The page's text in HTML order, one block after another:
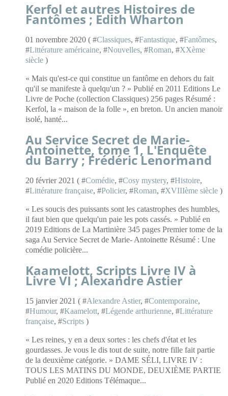
Kerfol et autres Histoires de
Fantômes ; Edith Wharton
01 novembre 2020 ( #Classiques, #Fantastique, #Fantômes,
#Littérature américaine, #Nouvelles, #Roman, #XXème
siècle )
« Mais qu'est-ce qui constitue un fantôme en dehors du fait
qu'il se manifeste à quelqu'un ? » Publié en 2011 Editions Le
Livre de Poche (collection Classiques) 256 pages Résumé :
Kerfol, la « maison de la folle », en breton. Un ancien manoir
isolé, hanté...
Au Service Secret de Marie-
Antoinette, tome 1, L'Enquête
du Barry ; Frédéric Lenormand
20 février 2021 ( #Comédie, #Cosy mystery, #Histoire,
#Littérature française, #Policier, #Roman, #XVIIIème siècle )
« Les soucis des puissants sont les catastrophes des humbles,
il faut bien que quelqu'un paie les pots cassés. » Publié en
2019 Editions de La Martinière 345 pages Premier tome de la
saga Au Service Secret de Marie- Antoinette Résumé : Une
comédie policière...
Kaamelott, Scripts Livre IV à
Livre VI ; Alexandre Astier
15 janvier 2021 ( #Alexandre Astier, #Contemporaine,
#Humour, #Kaamelott, #Légende arthurienne, #Littérature
française, #Scripts )
« Les reines, y en a deux sortes : les chefs d'état et les
gourdasses. Je vous le dis tout de suite, notre fille fait partie
de la deuxième catégorie. » DAME SÉLI, LIVRE IV :
TOUS LES MATINS DU MONDE, DEUXIÈME PARTIE
Publié en 2020 Editions Télémaque...